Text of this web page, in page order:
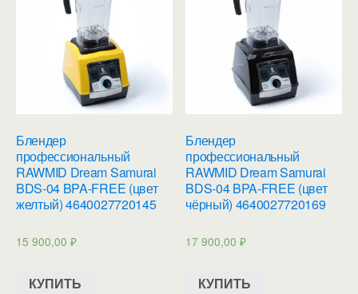
Блендер
профессиональный
RAWMID Dream Samurai
BDS-04 BPA-FREE (цвет
желтый) 4640027720145
15 900,00 ₽
КУПИТЬ
Блендер
профессиональный
RAWMID Dream Samurai
BDS-04 BPA-FREE (цвет
чёрный) 4640027720169
17 900,00₽
КУПИТЬ